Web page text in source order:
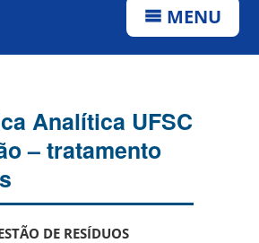
MENU
Analítica UFSC
– tratamento
DE RESÍDUOS